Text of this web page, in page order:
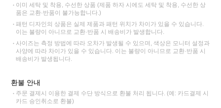
이미 세탁 및 착용, 수선한 상품 (제품 하자 시에도 세탁 및 착용, 수선한 상
품은 교환·반품이 불가능합니다.)
패턴 디자인의 상품은 실제 제품과 패턴 위치가 차이가 있을 수 있습니다.
이는 불량이 아니므로 교환·반품 시 배송비가 발생합니다.
사이즈는 측정 방법에 따라 오차가 발생될 수 있으며, 색상은 모니터 설정과
사양에 따라 차이가 있을 수 있습니다. 이는 불량이 아니므로 교환·반품 시
배송비가 발생됩니다.
환불 안내
주문 결제시 이용한 결제 수단 방식으로 환불 처리 됩니다. (예: 카드결제 시
카드 승인취소로 환불)